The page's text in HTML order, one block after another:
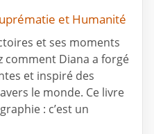
et Humanité
et ses moments
comment Diana a forgé
et inspiré des
le monde. Ce livre
: c’est un